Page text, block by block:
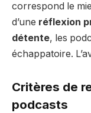
correspond le
d’une réflexion
détente, les
échappatoire.
Critères de
podcasts